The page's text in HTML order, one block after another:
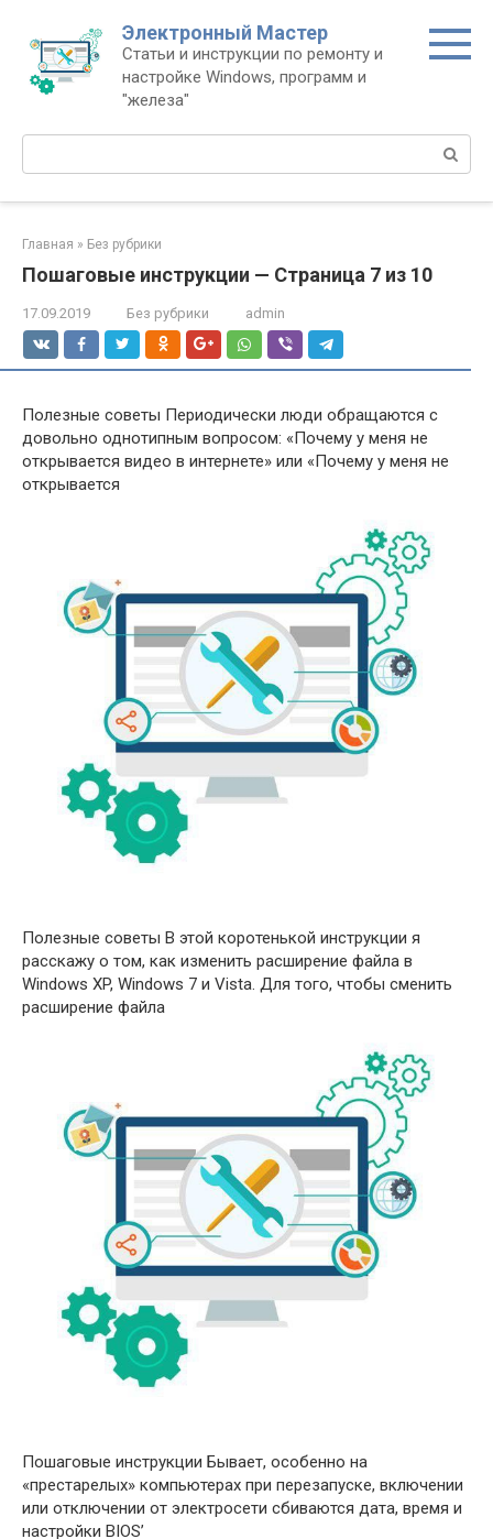
контенту
Электронный Мастер
Статьи и инструкции по ремонту и
настройке Windows, программ и
"железа"
Поиск:
Главная » Без рубрики
Пошаговые инструкции — Страница 7 из 10
17.09.2019 Без рубрики admin
Полезные советы Периодически люди обращаются с
довольно однотипным вопросом: «Почему у меня не
открывается видео в интернете» или «Почему у меня не
открывается
Полезные советы В этой коротенькой инструкции я
расскажу о том, как изменить расширение файла в
Windows XP, Windows 7 и Vista. Для того, чтобы сменить
расширение файла
Пошаговые инструкции Бывает, особенно на
«престарелых» компьютерах при перезапуске, включении
или отключении от электросети сбиваются дата, время и
настройки BIOS’